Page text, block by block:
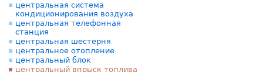
центральная система
кондиционирования воздуха
центральная телефонная
станция
центральная шестерня
центральное отопление
центральный блок
центральный впрыск топлива